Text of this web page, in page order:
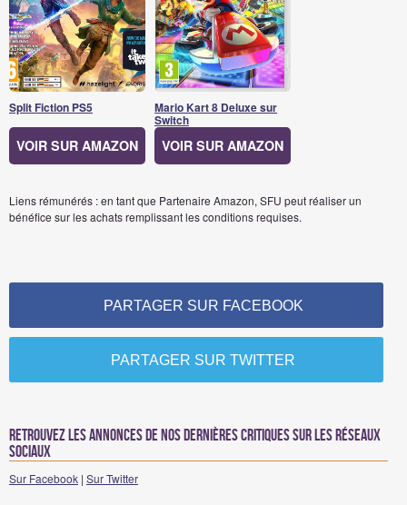
Split Fiction PS5
VOIR SUR AMAZON
Mario Kart 8 Deluxe sur
Switch
VOIR SUR AMAZON
Liens rémunérés : en tant que Partenaire Amazon, SFU peut réaliser un
bénéfice sur les achats remplissant les conditions requises.
PARTAGER SUR FACEBOOK
PARTAGER SUR TWITTER
Retrouvez les annonces de nos dernières critiques sur les réseaux
sociaux
Sur Facebook | Sur Twitter